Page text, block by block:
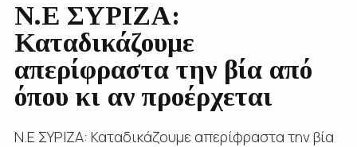
Ν.Ε ΣΥΡΙΖΑ:
Καταδικάζουμε
απερίφραστα την βία από
όπου κι αν προέρχεται
Ν.Ε ΣΥΡΙΖΑ: Καταδικάζουμε απερίφραστα την βία